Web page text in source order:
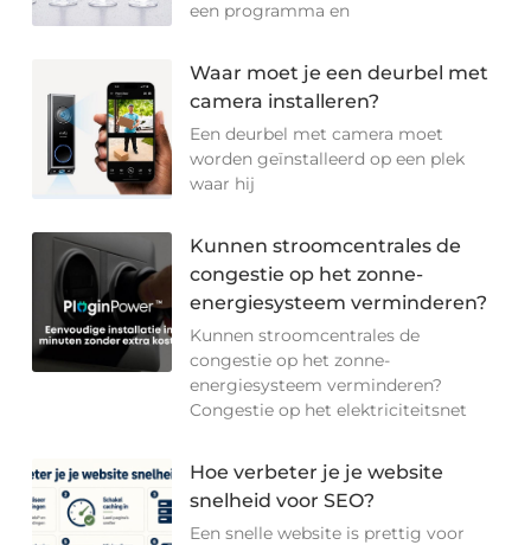
een programma en
Waar moet je een deurbel met
camera installeren?
Een deurbel met camera moet
worden geïnstalleerd op een plek
waar hij
Kunnen stroomcentrales de
congestie op het zonne-
energiesysteem verminderen?
Kunnen stroomcentrales de
congestie op het zonne-
energiesysteem verminderen?
Congestie op het elektriciteitsnet
Hoe verbeter je je website
snelheid voor SEO?
Een snelle website is prettig voor